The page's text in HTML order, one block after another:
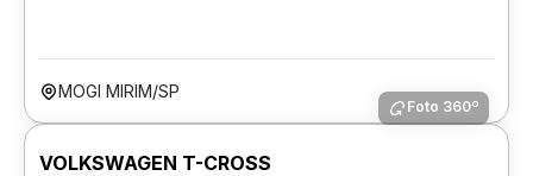
MOGI MIRIM/SP
Foto 360º
VOLKSWAGEN T-CROSS